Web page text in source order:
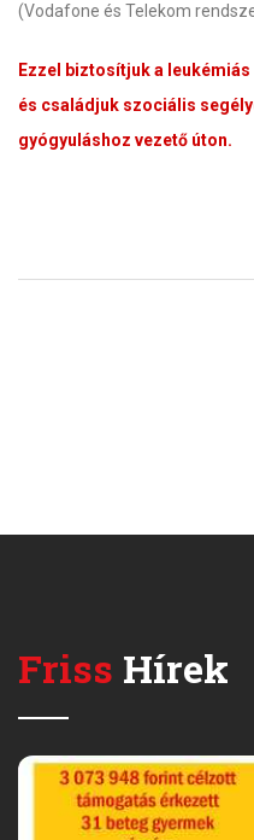
(Vodafone és Telekom
Ezzel biztosítjuk a
és családjuk szociális
gyógyuláshoz vezető úton.
Friss Hírek